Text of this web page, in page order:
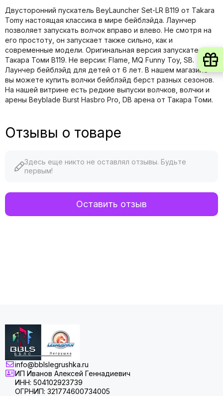
Двусторонний пускатель BeyLauncher Set-LR B119 от Takara
Tomy настоящая классика в мире бейблэйда. Лаунчер
позволяет запускать волчок вправо и влево. Не смотря на
его простоту, он запускает также сильно, как и
современные модели. Оригинальная версия запускателя от
Такара Томи B119. Не версии: Flame, MQ Funny Toy, SB.
Лаунчер бейблэйд для детей от 6 лет. В нашем магазине
вы можете купить волчки бейблэйд берст разных сезонов.
На нашей витрине есть редкие выпуски волчков, волчки и
арены Beyblade Burst Hasbro Pro, DB арена от Такара Томи.
Отзывы о товаре
Здесь еще никто не оставлял отзывы. Будьте
первым!
Оставить отзыв
info@bblslegrushka.ru
ИП Иванов Алексей Геннадиевич
ИНН: 504102923739
ОГРНИП: 321774600734005